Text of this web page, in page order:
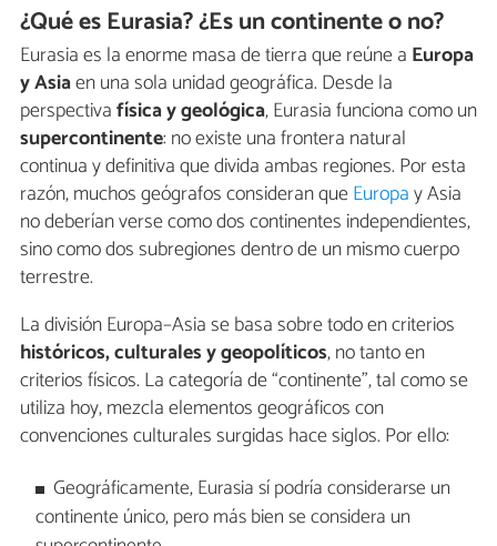
¿Qué es Eurasia? ¿Es un continente o no?
Eurasia es la enorme masa de tierra que reúne a Europa
y Asiaen una sola unidad geográfica. Desde la
perspectivafísica y geológica, Eurasia funciona como un
supercontinente: no existe una frontera natural
continua y definitiva que divida ambas regiones. Por esta
razón, muchos geógrafos consideran queEuropay Asia
no deberían verse como dos continentes independientes,
sino como dos subregiones dentro de un mismo cuerpo
terrestre.
La división Europa–Asia se basa sobre todo en criterios
históricos, culturales y geopolíticos, no tanto en
criterios físicos. La categoría de “continente”, tal como se
utiliza hoy, mezcla elementos geográficos con
convenciones culturales surgidas hace siglos. Por ello:
Geográficamente, Eurasia sí podría considerarse un
continente único, pero más bien se considera un